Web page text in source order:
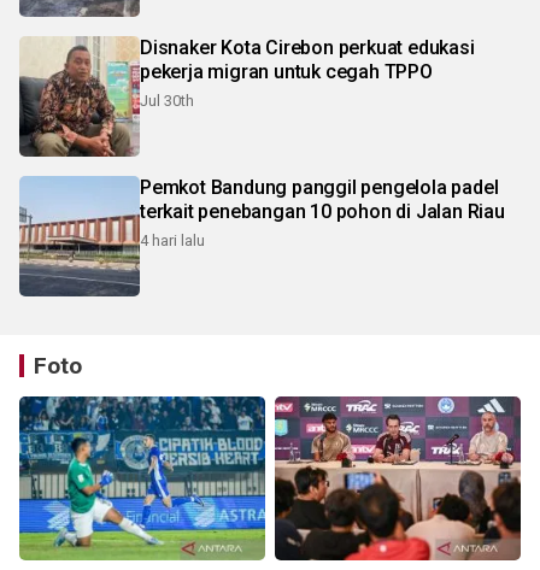
Disnaker Kota Cirebon perkuat edukasi
pekerja migran untuk cegah TPPO
Jul 30th
Pemkot Bandung panggil pengelola padel
terkait penebangan 10 pohon di Jalan Riau
4 hari lalu
Foto